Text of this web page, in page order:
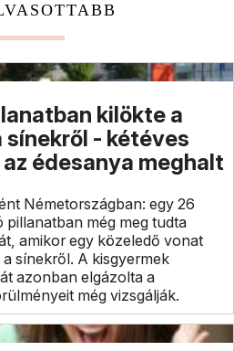
kilökte a
sínekről - kétéves
édesanya meghalt
Németországban: egy 26
pillanatban még meg tudta
amikor egy közeledő vonat
sínekről. A kisgyermek
azonban elgázolta a
még vizsgálják.